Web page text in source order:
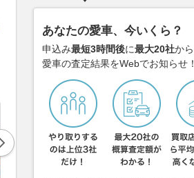
あなたの愛車、今いくら？
申込み最短3時間後に最大20社から
愛車の査定結果をWebでお知らせ！